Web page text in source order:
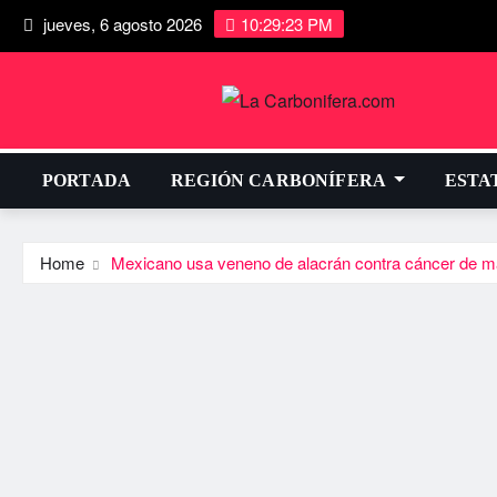
jueves, 6 agosto 2026 10:29:23 PM
PORTADA REGIÓN CARBONÍFERA
Home Mexicano usa veneno de alacrán contra cáncer de